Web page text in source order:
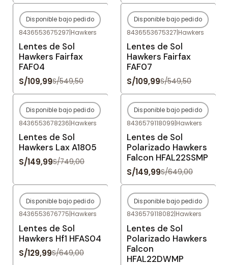
-80%OFF
Agotado
Disponible bajo pedido
8436553675297|Hawkers
Lentes de Sol
Hawkers Fairfax
FAF04
S/109,99S/549,50
-80%OFF
Agotado
Disponible bajo pedido
8436553675327|Hawkers
Lentes de Sol
Hawkers Fairfax
FAF07
S/109,99S/549,50
-80%OFF
Agotado
Disponible bajo pedido
8436553678236|Hawkers
Lentes de Sol
Hawkers Lax A1805
S/149,99S/749,00
-77%OFF
Agotado
Disponible bajo pedido
8436579118099|Hawkers
Lentes de Sol
Polarizado Hawkers
Falcon HFAL22SSMP
S/149,99S/649,00
-80%OFF
Agotado
Disponible bajo pedido
8436553676775|Hawkers
Lentes de Sol
Hawkers Hf1 HFAS04
S/129,99S/649,00
-77%OFF
Agotado
Disponible bajo pedido
8436579118082|Hawkers
Lentes de Sol
Polarizado Hawkers
Falcon
HFAL22DWMP